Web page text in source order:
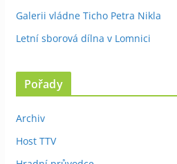
Galerii vládne Ticho Petra Nikla
Letní sborová dílna v Lomnici
Pořady
Archiv
Host TTV